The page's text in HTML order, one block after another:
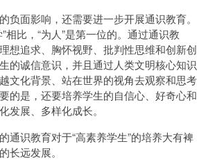
负面影响，还需要进一步开展通识教育。
相比，“为人”是第一位的。通过通识教
想追求、胸怀视野、批判性思维和创新创
的诚信意识，并且通过人类文明核心知识
文化背景、站在世界的视角去观察和思考
的是，还要培养学生的自信心、好奇心和
发展、多样化成长。
通识教育对于“高素养学生”的培养大有裨
长远发展。